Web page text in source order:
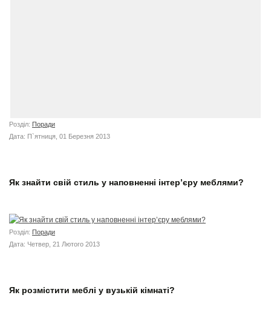
Розділ: Поради
Дата: П`ятниця, 01 Березня 2013
Як знайти свій стиль у наповненні інтер’єру меблями?
Розділ: Поради
Дата: Четвер, 21 Лютого 2013
Як розмістити меблі у вузькій кімнаті?